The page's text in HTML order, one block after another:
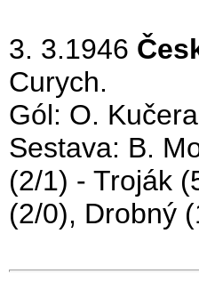
3. 3.1946
Curych.
Gól: O.
Sestava: B.
(2/1) - Troják
(2/0), Drobný